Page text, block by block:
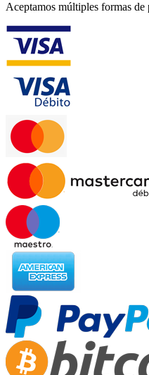
Aceptamos múltiples formas de